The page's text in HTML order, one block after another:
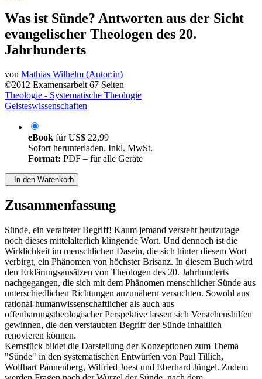
Was ist Sünde? Antworten aus der Sicht
evangelischer Theologen des 20.
Jahrhunderts
von Mathias Wilhelm (Autor:in)
©2012 Examensarbeit 67 Seiten
Theologie - Systematische Theologie
Geisteswissenschaften
eBook fürUS$ 22,99
Sofort herunterladen. Inkl. MwSt.
Format: PDF – für alle Geräte
In den Warenkorb
Zusammenfassung
Sünde, ein veralteter Begriff! Kaum jemand versteht heutzutage
noch dieses mittelalterlich klingende Wort. Und dennoch ist die
Wirklichkeit im menschlichen Dasein, die sich hinter diesem Wort
verbirgt, ein Phänomen von höchster Brisanz. In diesem Buch wird
den Erklärungsansätzen von Theologen des 20. Jahrhunderts
nachgegangen, die sich mit dem Phänomen menschlicher Sünde aus
unterschiedlichen Richtungen anzunähern versuchten. Sowohl aus
rational-humanwissenschaftlicher als auch aus
offenbarungstheologischer Perspektive lassen sich Verstehenshilfen
gewinnen, die den verstaubten Begriff der Sünde inhaltlich
renovieren können.
Kernstück bildet die Darstellung der Konzeptionen zum Thema
"Sünde" in den systematischen Entwürfen von Paul Tillich,
Wolfhart Pannenberg, Wilfried Joest und Eberhard Jüngel. Zudem